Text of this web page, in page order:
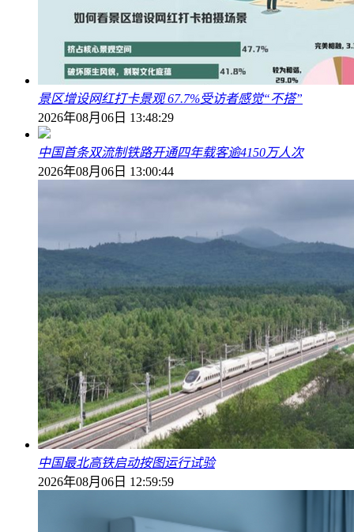
景区增设网红打卡景观 67.7%受访者感觉“不搭”
2026年08月06日 13:48:29
中国首条双流制铁路开通四年载客逾4150万人次
2026年08月06日 13:00:44
中国最北高铁启动按图运行试验
2026年08月06日 12:59:59